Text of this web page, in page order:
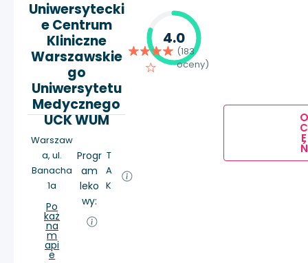
Uniwersytecki
e Centrum
Kliniczne
Warszawskie
go
Uniwersytetu
Medycznego
UCK WUM
Warszaw
a, ul.
Banacha
1a
Po
każ
na
m
api
e
Progr
am
leko
wy:
T
A
K
4.0
(183
oceny)
O
C
E
Ń